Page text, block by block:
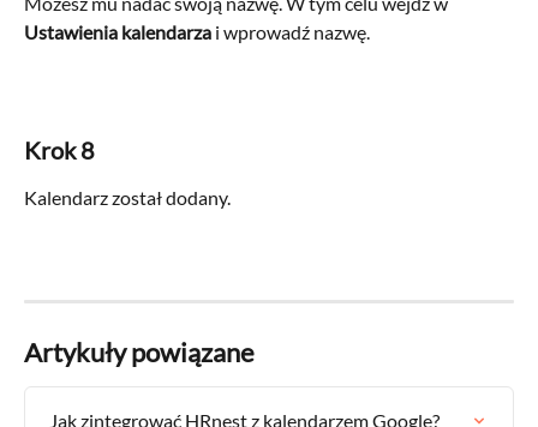
Ustawienia kalendarza i wprowadź nazwę.
Krok 8
Kalendarz został dodany.
Artykuły powiązane
Jak zintegrować HRnest z kalendarzem Google?